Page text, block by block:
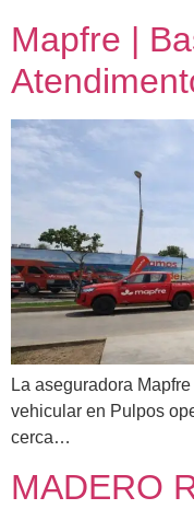
Mapfre |
La aseguradora
vehicular en Pulpos
cerca…
MADERO